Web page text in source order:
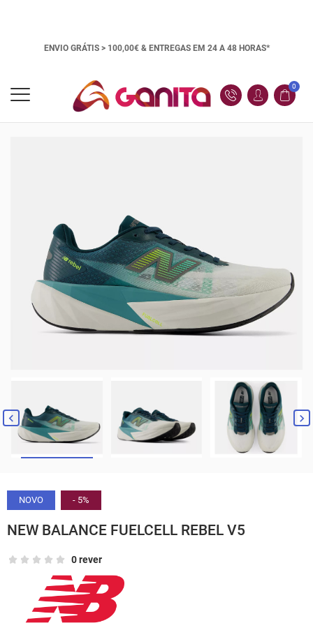
ENVIO GRÁTIS > 100,00€ & ENTREGAS EM 24 A 48 HORAS*
0
 
NOVO - 5%
NEW BALANCE FUELCELL REBEL V5
0 rever